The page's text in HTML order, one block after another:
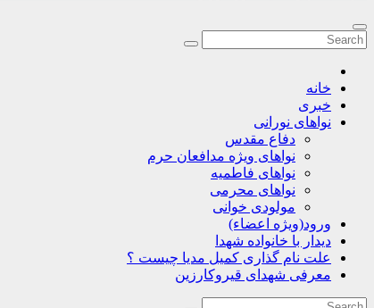
خانه
خبری
نواهای نورانی
دفاع مقدس
نواهای ویژه مدافعان حرم
نواهای فاطمیه
نواهای محرمی
مولودی خوانی
ورود(ویژه اعضاء)
دیدار با خانواده شهدا
علت نام گذاری کمیل مدیا چیست ؟
معرفی شهدای قیروکارزین